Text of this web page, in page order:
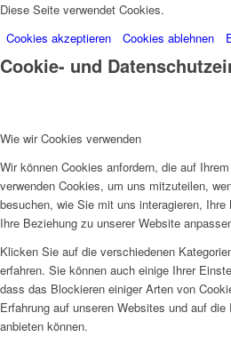
Diese Seite verwendet Cookies.
Cookies akzeptieren
Cookies ablehnen
Cookie- und
Wie wir Cookies verwenden
Wir können Cookies anfordern, die auf
verwenden Cookies, um uns mitzuteilen,
besuchen, wie Sie mit uns interagieren,
Ihre Beziehung zu unserer Website
Klicken Sie auf die verschiedenen
erfahren. Sie können auch einige Ihrer
dass das Blockieren einiger Arten von
Erfahrung auf unseren Websites und auf
anbieten können.